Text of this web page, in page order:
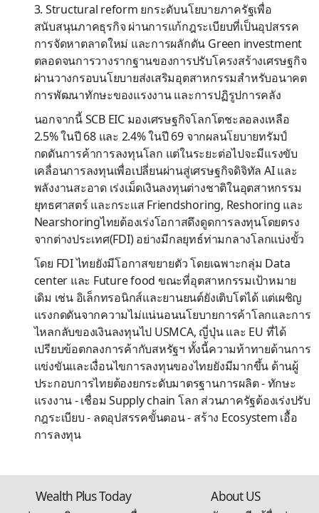
3. Structural reform ยกระดับนโยบายภาครัฐเพื่อ
สนับสนุนภาคธุรกิจ ผ่านการแก้กฎระเบียบที่เป็นอุปสรรค
การจัดหาตลาดใหม่ และการผลักดัน Green investment
ตลอดจนการวางรากฐานของการปรับโครงสร้างเศรษฐกิจ
ผ่านวางกรอบนโยบายส่งเสริมอุตสาหกรรมสำหรับอนาคต
การพัฒนาทักษะของแรงงาน และการปฏิรูปการคลัง
นอกจากนี้ SCB EIC มองเศรษฐกิจโลกโตชะลอลงเหลือ
2.5% ในปี 68 และ 2.4% ในปี 69 จากผลนโยบายทรัมป์
กดดันการค้าการลงทุนโลก แต่ในระยะต่อไปจะมีแรงขับ
เคลื่อนการลงทุนเพื่อเปลี่ยนผ่านสู่เศรษฐกิจดิจิทัล AI และ
พลังงานสะอาด เร่งเม็ดเงินลงทุนต่างชาติในอุตสาหกรรม
ยุทธศาสตร์ และกระแส Friendshoring, Reshoring และ
Nearshoringไทยต้องเร่งโอกาสดึงดูดการลงทุนโดยตรง
จากต่างประเทศ(FDI) อย่างมีกลยุทธ์ท่ามกลางโลกแบ่งขั้ว
โดย FDI ไทยยังมีโอกาสขยายตัว โดยเฉพาะกลุ่ม Data
center และ Future food ขณะที่อุตสาหกรรมเป้าหมาย
เดิม เช่น อิเล็กทรอนิกส์และยานยนต์ยังเติบโตได้ แต่เผชิญ
แรงกดดันจากความไม่แน่นอนนโยบายการค้าโลกและการ
ไหลกลับของเงินลงทุนไป USMCA, ญี่ปุ่น และ EU ที่ได้
เปรียบข้อตกลงการค้ากับสหรัฐฯ ทั้งนี้ความท้าทายด้านการ
แข่งขันและเงื่อนไขการลงทุนของไทยยังมีมากขึ้น ด้านผู้
ประกอบการไทยต้องยกระดับมาตรฐานการผลิต - ทักษะ
แรงงาน - เชื่อม Supply chain โลก ส่วนภาครัฐต้องเร่งปรับ
กฎระเบียบ - ลดอุปสรรคขั้นตอน - สร้าง Ecosystem เอื้อ
การลงทุน
Wealth Plus Today About US